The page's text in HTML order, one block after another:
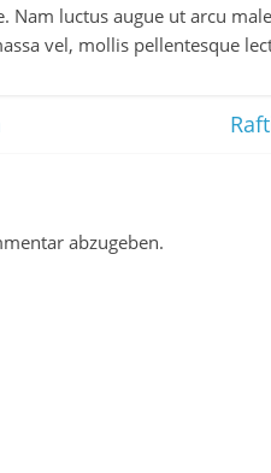
Nam luctus augue ut arcu
vel, mollis pellentesque
abzugeben.